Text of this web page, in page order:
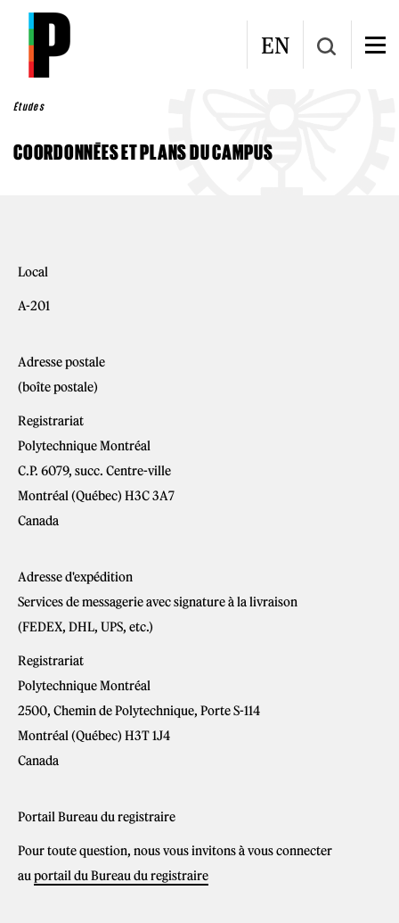
Aller au contenu principal
EN
Études
COORDONNÉES ET PLANS DU CAMPUS
Local
A-201
Adresse postale
(boîte postale)
Registrariat
Polytechnique Montréal
C.P. 6079, succ. Centre-ville
Montréal (Québec) H3C 3A7
Canada
Adresse d'expédition
Services de messagerie avec signature à la livraison
(FEDEX, DHL, UPS, etc.)
Registrariat
Polytechnique Montréal
2500, Chemin de Polytechnique, Porte S-114
Montréal (Québec) H3T 1J4
Canada
Portail Bureau du registraire
Pour toute question, nous vous invitons à vous connecter
auportail du Bureau du registraire